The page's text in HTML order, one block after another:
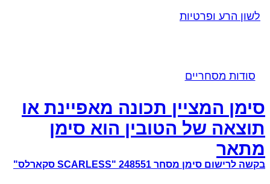
לשון הרע ופרטיות
סודות מסחריים
סימן המציין תכונה מאפיינת או
תוצאה של הטובין הוא סימן
מתאר
בקשה לרישום סימן מסחר 248551 "SCARLESS סקארלס"